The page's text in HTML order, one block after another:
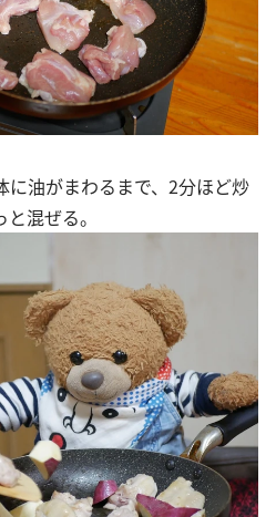
に油がまわるまで、2分ほど炒
混ぜる。